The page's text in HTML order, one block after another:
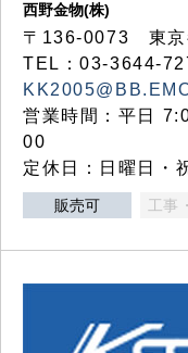
西野金物(株)
〒136-0073 東京
TEL：
営業時間：平日
00
定休日：日曜日・
販売可 工事